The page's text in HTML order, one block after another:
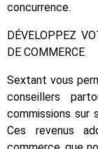
concurrence.
DÉVELOPPEZ
DE COMMERCE
Sextant vous
conseillers
commissions sur
Ces revenus